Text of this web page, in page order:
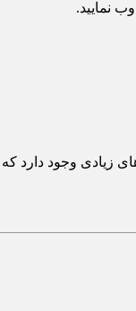
زیادی وجود دارد که